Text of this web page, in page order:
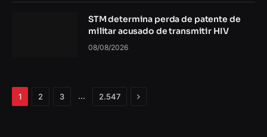
STM determina perda de patente de
militar acusado de transmitir HIV
08/08/2026
1 2 3 … 2.547 Próximo